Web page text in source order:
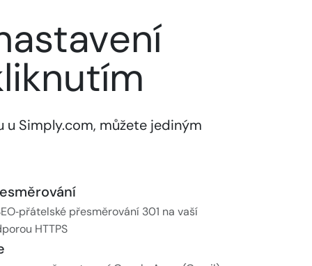
u Simply.com, můžete jediným
přesměrování 301 na vaší
HTTPS